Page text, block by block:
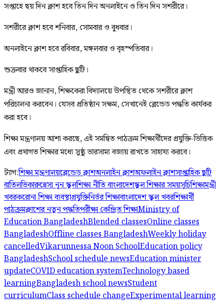
সপ্তাহে ছয় দিন ক্লাশ হবে তিন দিন অনলাইনে ও তিন দিন সশরীরে।
সশরীরে ক্লাশ হবে শনিবার, সোমবার ও বুধবার।
অনলাইনে ক্লাশ হবে রবিবার, মঙ্গলবার ও বৃহস্পতিবার।
শুক্রবার থাকবে সাপ্তাহিক ছুটি।
মন্ত্রী আরও জানান, শিক্ষকেরা বিদ্যালয়ে উপস্থিত থেকে সশরীরে ক্লাশ
পরিচালনা করবেন। যেসব প্রতিষ্ঠান সক্ষম, সেখানেই ব্লেন্ডেড পদ্ধতি কার্যকর
করা হবে।
শিক্ষা মন্ত্রণালয় আশা করছে, এই সমন্বিত পাঠক্রম শিক্ষার্থীদের প্রযুক্তি-ভিত্তিক
এবং প্রথাগত শিক্ষার মধ্যে সুষ্ঠু ভারসাম্য বজায় রাখতে সাহায্য করবে।
ট্যাগ:শিক্ষা মন্ত্রণালয়ব্লেন্ডেড ক্লাশঅনলাইন ক্লাশঅফলাইন ক্লাশসাপ্তাহিক ছুটি
বাতিলভিকারুন্নেসা নূন স্কুলশিক্ষা নীতি বাংলাদেশস্কুল শিক্ষার সময়সূচিশিক্ষামন্ত্রী
খবরকরোনা শিক্ষা ব্যবস্থাপ্রযুক্তিনির্ভর শিক্ষাবাংলাদেশ স্কুল খবরশিক্ষার্থী
পাঠক্রমক্লাশের নতুন পদ্ধতিপরীক্ষা কেন্দ্রিত শিক্ষাMinistry of
Education BangladeshBlended classesOnline classes
BangladeshOffline classes BangladeshWeekly holiday
cancelledVikarunnessa Noon SchoolEducation policy
BangladeshSchool schedule newsEducation minister
updateCOVID education systemTechnology based
learningBangladesh school newsStudent
curriculumClass schedule changeExperimental learning